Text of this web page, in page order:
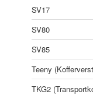
SV17
SV80
SV85
Teeny
TKG2